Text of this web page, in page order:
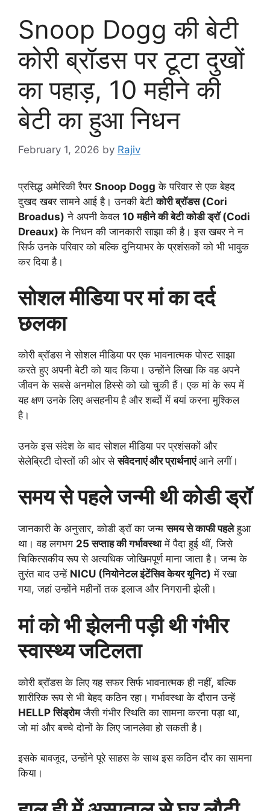
Snoop Dogg की बेटी
कोरी ब्रॉडस पर टूटा दुखों
का पहाड़, 10 महीने की
बेटी का हुआ निधन
February 1, 2026 by Rajiv
प्रसिद्ध अमेरिकी रैपर Snoop Dogg के परिवार से एक बेहद
दुखद खबर सामने आई है। उनकी बेटीकोरी ब्रॉडस (Cori
Broadus) ने अपनी केवल 10 महीने की बेटी कोडी ड्रॉ (Codi
Dreaux) के निधन की जानकारी साझा की है। इस खबर ने न
सिर्फ उनके परिवार को बल्कि दुनियाभर के प्रशंसकों को भी भावुक
कर दिया है।
सोशल मीडिया पर मां का दर्द
छलका
कोरी ब्रॉडस ने सोशल मीडिया पर एक भावनात्मक पोस्ट साझा
करते हुए अपनी बेटी को याद किया। उन्होंने लिखा कि वह अपने
जीवन के सबसे अनमोल हिस्से को खो चुकी हैं। एक मां के रूप में
यह क्षण उनके लिए असहनीय है और शब्दों में बयां करना मुश्किल
है।
उनके इस संदेश के बाद सोशल मीडिया पर प्रशंसकों और
सेलेब्रिटी दोस्तों की ओर सेसंवेदनाएं और प्रार्थनाएंआने लगीं।
समय से पहले जन्मी थी कोडी ड्रॉ
जानकारी के अनुसार, कोडी ड्रॉ का जन्मसमय से काफी पहलेहुआ
था। वह लगभग 25 सप्ताह की गर्भावस्थामें पैदा हुई थीं, जिसे
चिकित्सकीय रूप से अत्यधिक जोखिमपूर्ण माना जाता है। जन्म के
तुरंत बाद उन्हें NICU (नियोनेटल इंटेंसिव केयर यूनिट) में रखा
गया, जहां उन्होंने महीनों तक इलाज और निगरानी झेली।
मां को भी झेलनी पड़ी थी गंभीर
स्वास्थ्य जटिलता
कोरी ब्रॉडस के लिए यह सफर सिर्फ भावनात्मक ही नहीं, बल्कि
शारीरिक रूप से भी बेहद कठिन रहा। गर्भावस्था के दौरान उन्हें
HELLP सिंड्रोमजैसी गंभीर स्थिति का सामना करना पड़ा था,
जो मां और बच्चे दोनों के लिए जानलेवा हो सकती है।
इसके बावजूद, उन्होंने पूरे साहस के साथ इस कठिन दौर का सामना
किया।